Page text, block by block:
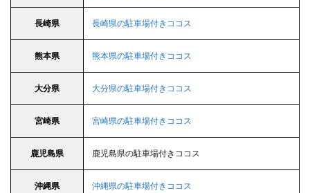
長崎県 長崎県の駐車場付きココス
熊本県 熊本県の駐車場付きココス
大分県 大分県の駐車場付きココス
宮崎県 宮崎県の駐車場付きココス
鹿児島県 鹿児島県の駐車場付きココス
沖縄県 沖縄県の駐車場付きココス